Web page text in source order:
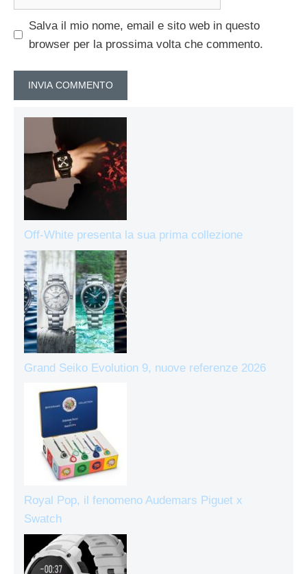
Salva il mio nome, email e sito web in questo
browser per la prossima volta che commento.
Off-White presenta la sua prima collezione
Grand Seiko Evolution 9, nuove referenze 2026
Royal Pop, il fenomeno Audemars Piguet x
Swatch